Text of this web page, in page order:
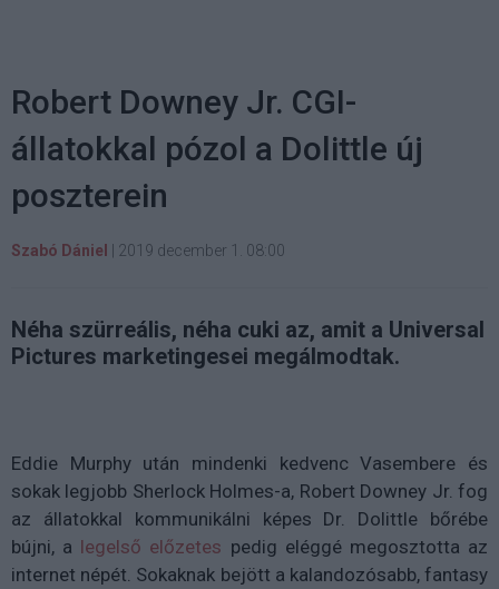
Robert Downey Jr. CGI-
állatokkal pózol a Dolittle új
poszterein
Szabó Dániel | 2019 december 1. 08:00
Néha szürreális, néha cuki az, amit a Universal
Pictures marketingesei megálmodtak.
Eddie Murphy után mindenki kedvenc Vasembere és
sokak legjobb Sherlock Holmes-a, Robert Downey Jr. fog
az állatokkal kommunikálni képes Dr. Dolittle bőrébe
bújni, a legelső előzetes pedig eléggé megosztotta az
internet népét. Sokaknak bejött a kalandozósabb, fantasy